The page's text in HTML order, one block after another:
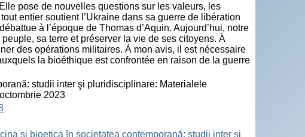
pose de nouvelles questions sur les valeurs, les
entier soutient l’Ukraine dans sa guerre de libération
à l’époque de Thomas d’Aquin. Aujourd’hui, notre
sa terre et préserver la vie de ses citoyens. À
des opérations militaires. À mon avis, il est nécessaire
la bioéthique est confrontée en raison de la guerre
studii inter şi pluridisciplinare: Materialele
2023
și bioetica în societatea contemporană: studii inter și